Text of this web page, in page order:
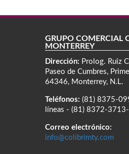
GRUPO COMERCIAL
MONTERREY
Dirección: Prolog. Ruiz
Paseo de Cumbres,
64346, Monterrey, N.L.
Teléfonos: (81) 8375-
líneas - (81) 8372-
Correo electrónico:
info@colibrimty.com